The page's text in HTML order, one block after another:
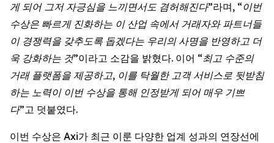
게 되어 그저 자긍심을 느끼면서도 겸허해진다”라며, “이번
수상은 빠르게 진화하는 이 산업 속에서 거래자와 파트너들
이 경쟁력을 갖추도록 돕겠다는 우리의 사명을 반영하고 더
욱 강화하는 것”이라고 소감을 밝혔다. 이어 “최고 수준의
거래 플랫폼을 제공하고, 이를 탁월한 고객 서비스로 뒷받침
하는 노력이 이번 수상을 통해 인정받게 되어 매우 기쁘
다”고 덧붙였다.
이번 수상은 Axi가 최근 이룬 다양한 업계 성과의 연장선에